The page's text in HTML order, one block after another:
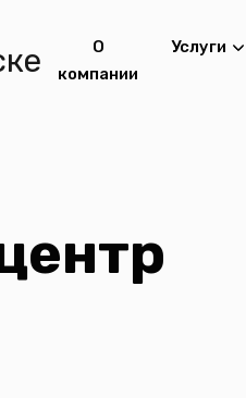
О
компании
Услуги